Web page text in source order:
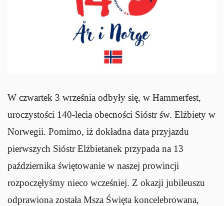
W czwartek 3 września odbyły się, w Hammerfest,
uroczystości 140-lecia obecności Sióstr św. Elżbiety w
Norwegii. Pomimo, iż dokładna data przyjazdu
pierwszych Sióstr Elżbietanek przypada na 13
października świętowanie w naszej prowincji
rozpoczęłyśmy nieco wcześniej. Z okazji jubileuszu
odprawiona została Msza Święta koncelebrowana,